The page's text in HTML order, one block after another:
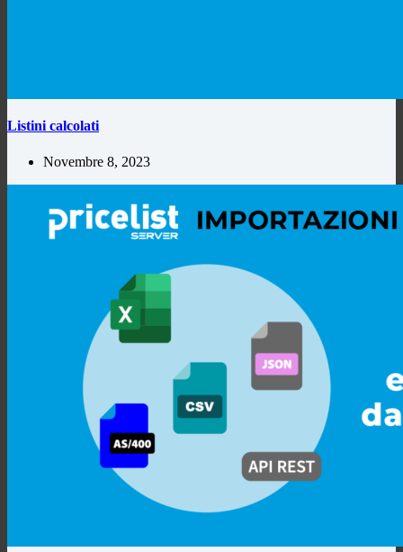
Listini calcolati
Novembre 8, 2023